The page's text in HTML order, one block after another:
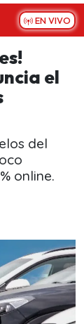
EN VIVO
el
del
online.